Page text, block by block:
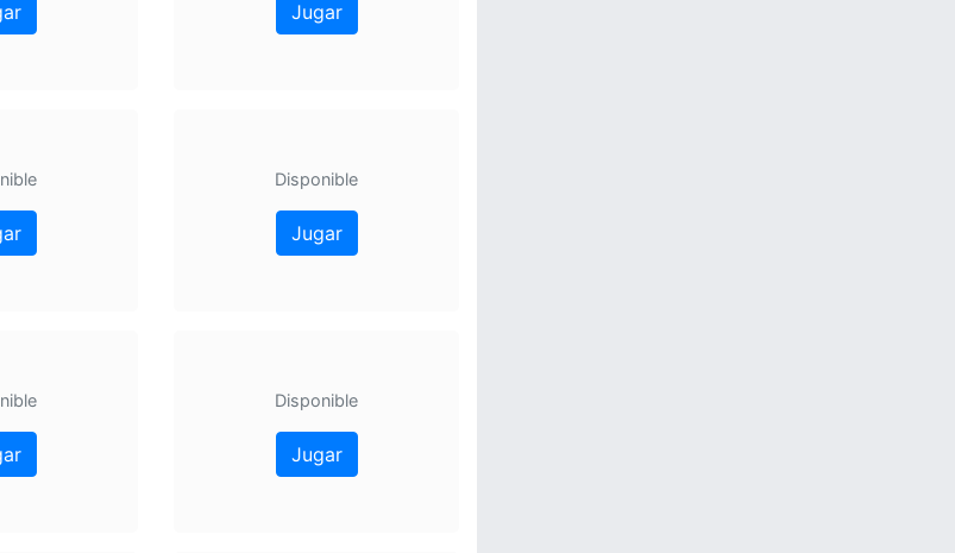
Jugar
Disponible
Jugar
Disponible
Jugar